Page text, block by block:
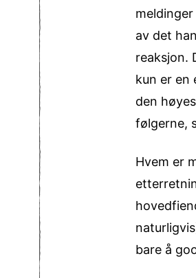
av det
reaksjon.
kun er en
den
følgerne,
Hvem er
bare å